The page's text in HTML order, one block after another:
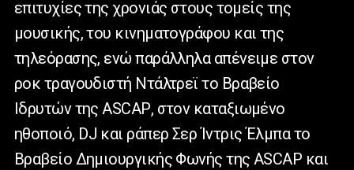
επιτυχίες της χρονιάς στους τομείς της
μουσικής, του κινηματογράφου και της
τηλεόρασης, ενώ παράλληλα απένειμε στον
ροκ τραγουδιστή Ντάλτρεϊ το Βραβείο
Ιδρυτών τηςASCAP, στον καταξιωμένο
ηθοποιό, DJ και ράπερ Σερ Ίντρις Έλμπα το
Βραβείο Δημιουργικής Φωνής της ASCAP και